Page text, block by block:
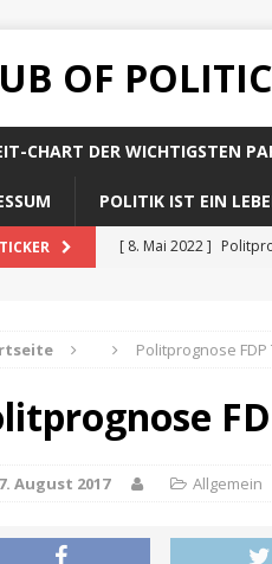
OF
CHART DER WICHTIGSTEN
POLITIK IST EIN
[ 8. Mai 2022 ]
[ 8. Mai 2022 ]
Politprognose FDP
August 2017 Allgemein